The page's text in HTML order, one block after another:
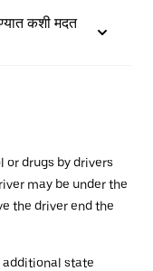
कशी मदत
or drugs by drivers
may be under the
the driver end the
state